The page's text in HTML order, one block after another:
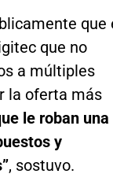
que
que no
a múltiples
la oferta más
le roban una
y
, sostuvo.